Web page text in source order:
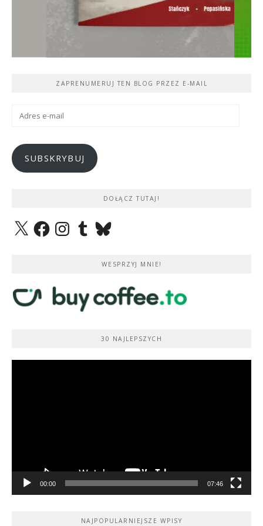
ZAPRENUMERUJ TEN BLOG PRZEZ E-MAIL
Adres
SUBSKRYBUJ
DOŁĄCZ TUTAJ!
X FacebookInstagramTumblrBluesky
WESPRZYJ MNIE!
30 NAJLEPSZYCH
00:00 07:46
NAJPOPULARNIEJSZE WPISY